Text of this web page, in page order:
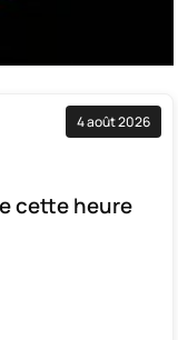
4 août 2026
cette heure